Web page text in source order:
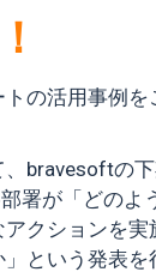
トの活用事例を
bravesoftの
署が「どのよ
クションを実
という発表を